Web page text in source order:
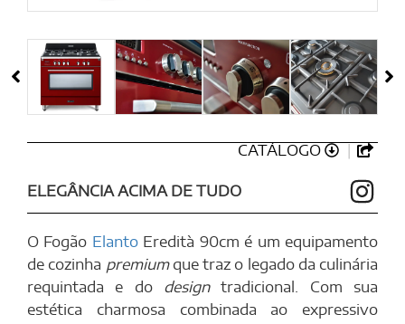
CATÁLOGO
ELEGÂNCIA ACIMA DE TUDO
O Fogão ElantoEredità 90cm é um equipamento
de cozinha premiumque traz o legado da culinária
requintada e do designtradicional. Com sua
estética charmosa combinada ao expressivo